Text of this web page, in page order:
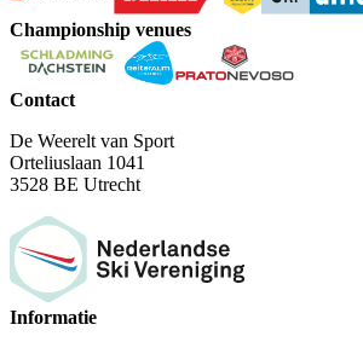
Championship venues
Contact
De Weerelt van Sport
Orteliuslaan 1041
3528 BE Utrecht
Informatie